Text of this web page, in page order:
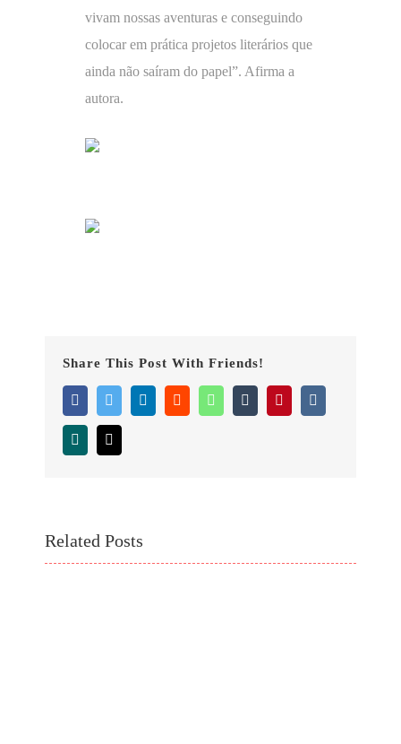
vivam nossas aventuras e conseguindo
colocar em prática projetos literários que
ainda não saíram do papel”. Afirma a
autora.
Share This Post With Friends!
FacebookTwitter LinkedInReddit WhatsAppTumblr Pinterest
Xing
Related Posts